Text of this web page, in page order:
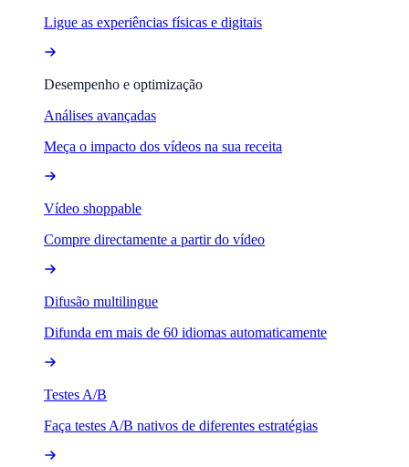
Ligue as experiências físicas e digitais
Desempenho e optimização
Análises avançadas
Meça o impacto dos vídeos na sua receita
Vídeo shoppable
Compre directamente a partir do vídeo
Difusão multilingue
Difunda em mais de 60 idiomas automaticamente
Testes A/B
Faça testes A/B nativos de diferentes estratégias